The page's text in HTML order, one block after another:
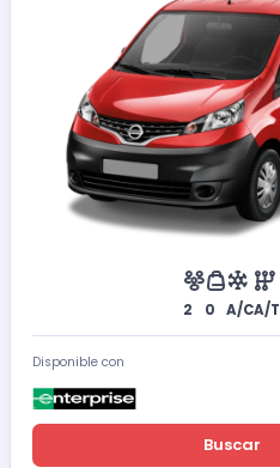
2 0 A/CA/T
Disponible con
Buscar